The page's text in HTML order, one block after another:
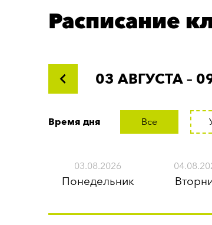
Расписание
03 АВГУСТА –
Время дня Все
03.08.2026
Понедельник